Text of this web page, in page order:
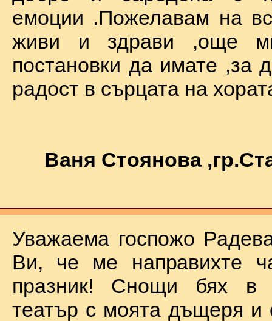
емоции .Пожелавам на
живи и здрави ,още
постановки да имате ,за
радост в сърцата на
Ваня Стоянова
Уважаема госпожо
Ви, че ме направихте
празник! Снощи бях в
театър с моята дъщеря и